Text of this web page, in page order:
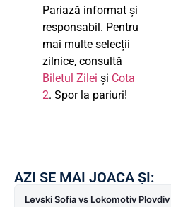
Pariază informat și
responsabil. Pentru
mai multe selecții
zilnice, consultă
Biletul Zilei și Cota
2. Spor la pariuri!
AZI SE MAI JOACA ȘI:
Levski Sofia vs Lokomotiv